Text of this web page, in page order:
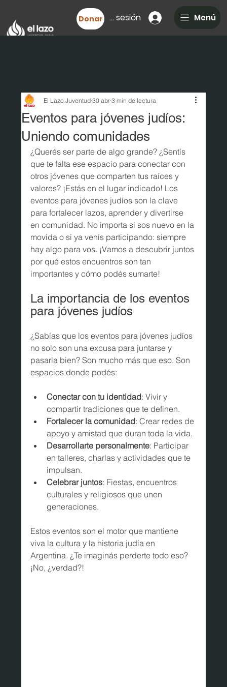
Iniciar sesión Menú
Donar
Eventos para jóvenes judíos:
Uniendo comunidades
El Lazo Juventud 30 abr 3 min de lectura
¿Querés ser parte de algo grande? ¿Sentís
que te falta ese espacio para conectar con
otros jóvenes que comparten tus raíces y
valores? ¡Estás en el lugar indicado! Los
eventos para jóvenes judíos son la clave
para fortalecer lazos, aprender y divertirse
en comunidad. No importa si sos nuevo en la
movida o si ya venís participando: siempre
hay algo para vos. ¡Vamos a descubrir juntos
por qué estos encuentros son tan
importantes y cómo podés sumarte!
La importancia de los eventos
para jóvenes judíos
¿Sabías que los eventos para jóvenes judíos
no solo son una excusa para juntarse y
pasarla bien? Son mucho más que eso. Son
espacios donde podés:
Conectar con tu identidad: Vivir y
compartir tradiciones que te definen.
Fortalecer la comunidad: Crear redes de
apoyo y amistad que duran toda la vida.
Desarrollarte personalmente: Participar
en talleres, charlas y actividades que te
impulsan.
Celebrar juntos: Fiestas, encuentros
culturales y religiosos que unen
generaciones.
Estos eventos son el motor que mantiene
viva la cultura y la historia judía en
Argentina. ¿Te imaginás perderte todo eso?
¡No, ¿verdad?!